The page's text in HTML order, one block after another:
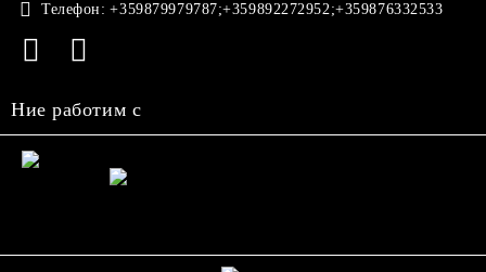
Телефон: +359879979787;+359892272952;+359876332533
Ние работим с